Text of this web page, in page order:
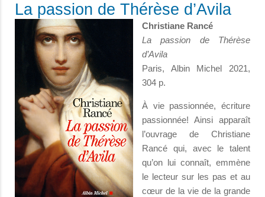
La passion de Thérèse d’Avila
Christiane Rancé
La passion de Thérèse
d’Avila
Paris, Albin Michel 2021,
304 p.
À vie passionnée, écriture
passionnée! Ainsi apparaît
l’ouvrage de Christiane
Rancé qui, avec le talent
qu’on lui connaît, emmène
le lecteur sur les pas et au
cœur de la vie de la grande